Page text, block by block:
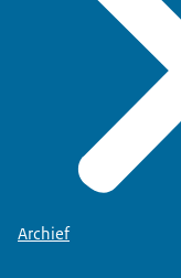
Archief